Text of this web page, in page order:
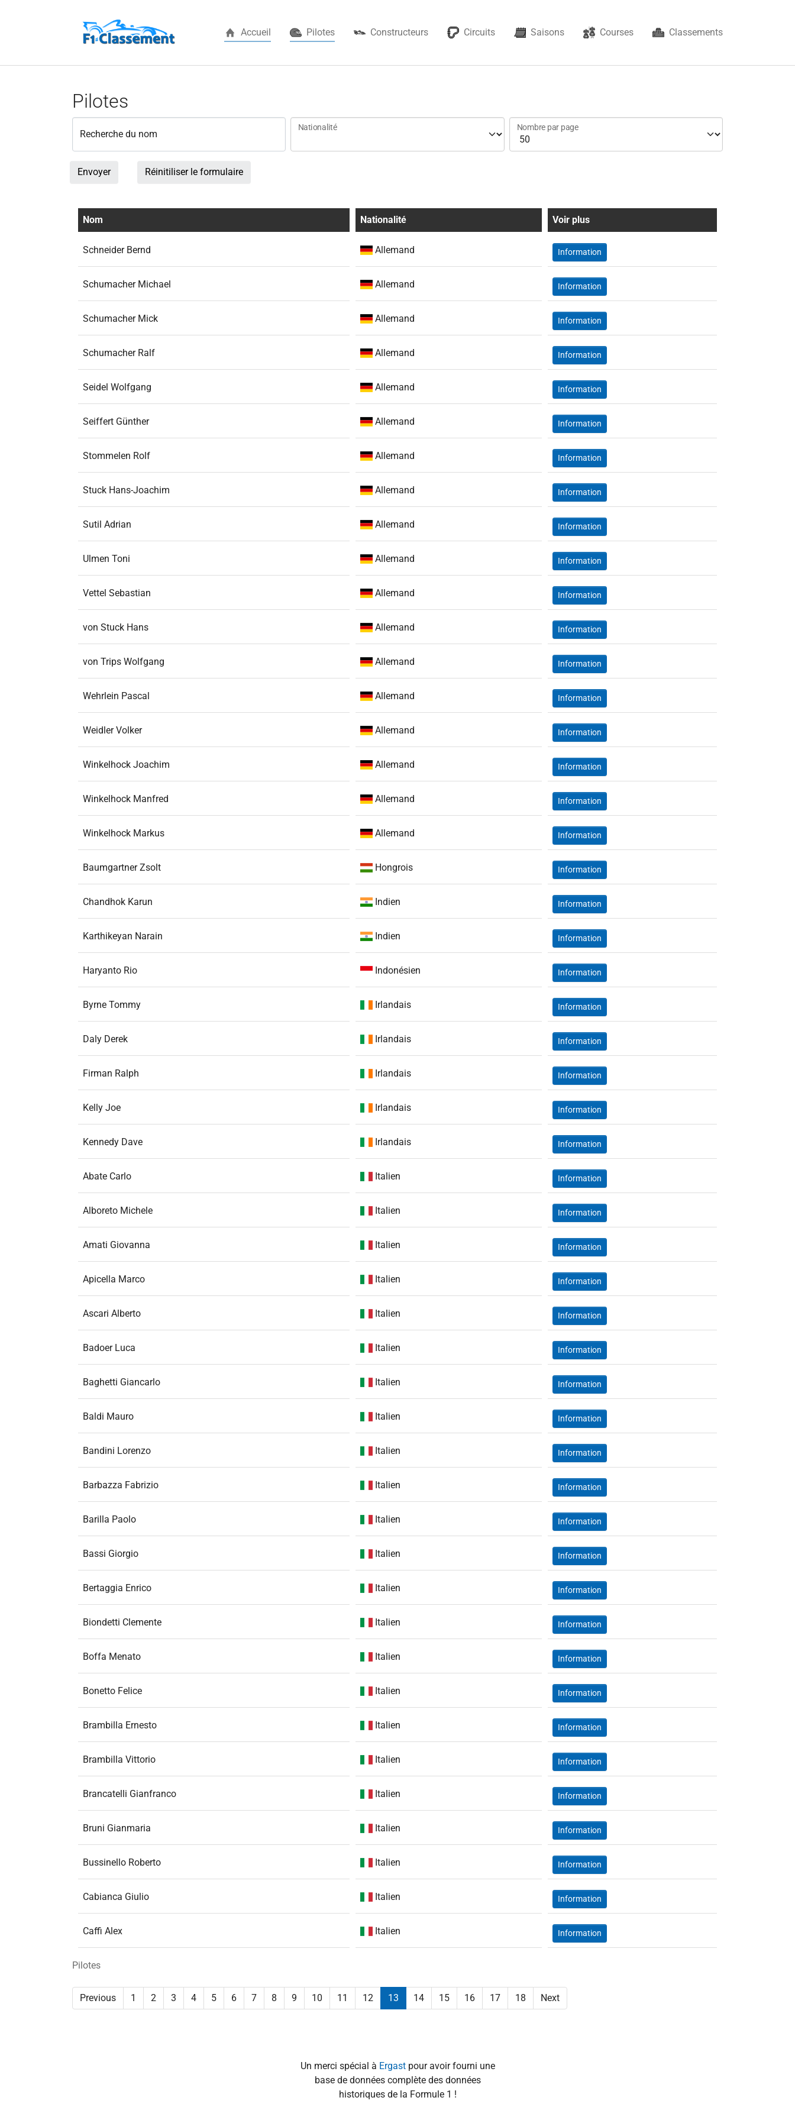
Accueil Pilotes(current) Constructeurs Circuits Saisons Courses Classements
Pilotes
Recherche du nom
Nationalité Nombre par page
Envoyer Réinitiliser le formulaire
Pilotes
Nom Nationalité Voir plus
Schneider Bernd Allemand Information
Schumacher Michael Allemand Information
Schumacher Mick Allemand Information
Schumacher Ralf Allemand Information
Seidel Wolfgang Allemand Information
Seiffert Günther Allemand Information
Stommelen Rolf Allemand Information
Stuck Hans-Joachim Allemand Information
Sutil Adrian Allemand Information
Ulmen Toni Allemand Information
Vettel Sebastian Allemand Information
von Stuck Hans Allemand Information
von Trips Wolfgang Allemand Information
Wehrlein Pascal Allemand Information
Weidler Volker Allemand Information
Winkelhock Joachim Allemand Information
Winkelhock Manfred Allemand Information
Winkelhock Markus Allemand Information
Baumgartner Zsolt Hongrois Information
Chandhok Karun Indien Information
Karthikeyan Narain Indien Information
Haryanto Rio Indonésien Information
Byrne Tommy Irlandais Information
Daly Derek Irlandais Information
Firman Ralph Irlandais Information
Kelly Joe Irlandais Information
Kennedy Dave Irlandais Information
Abate Carlo Italien Information
Alboreto Michele Italien Information
Amati Giovanna Italien Information
Apicella Marco Italien Information
Ascari Alberto Italien Information
Badoer Luca Italien Information
Baghetti Giancarlo Italien Information
Baldi Mauro Italien Information
Bandini Lorenzo Italien Information
Barbazza Fabrizio Italien Information
Barilla Paolo Italien Information
Bassi Giorgio Italien Information
Bertaggia Enrico Italien Information
Biondetti Clemente Italien Information
Boffa Menato Italien Information
Bonetto Felice Italien Information
Brambilla Ernesto Italien Information
Brambilla Vittorio Italien Information
Brancatelli Gianfranco Italien Information
Bruni Gianmaria Italien Information
Bussinello Roberto Italien Information
Cabianca Giulio Italien Information
Caffi Alex Italien Information
Previous 1 2 3 4 5 6 7 8 9 10 11 12 13 14 15 16 17 18 Next
Un merci spécial à Ergast pour avoir fourni une
base de données complète des données
historiques de la Formule 1 !